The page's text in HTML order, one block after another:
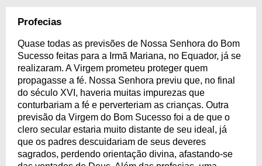
Profecias
Quase todas as previsões de Nossa Senhora do Bom
Sucesso feitas para a Irmã Mariana, no Equador, já se
realizaram. A Virgem prometeu proteger quem
propagasse a fé. Nossa Senhora previu que, no final
do século XVI, haveria muitas impurezas que
conturbariam a fé e perverteriam as crianças. Outra
previsão da Virgem do Bom Sucesso foi a de que o
clero secular estaria muito distante de seu ideal, já
que os padres descuidariam de seus deveres
sagrados, perdendo orientação divina, afastando-se